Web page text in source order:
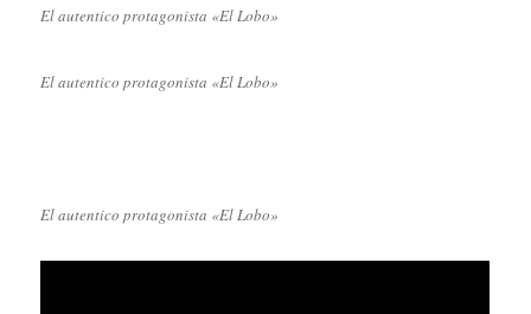
El autentico protagonista «El Lobo»
El autentico protagonista «El Lobo»
El autentico protagonista «El Lobo»